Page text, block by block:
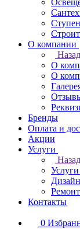
О компании
Назад
О
О
Бренды
Оплата и
Акции
Услуги
Назад
Услуги
Контакты
0